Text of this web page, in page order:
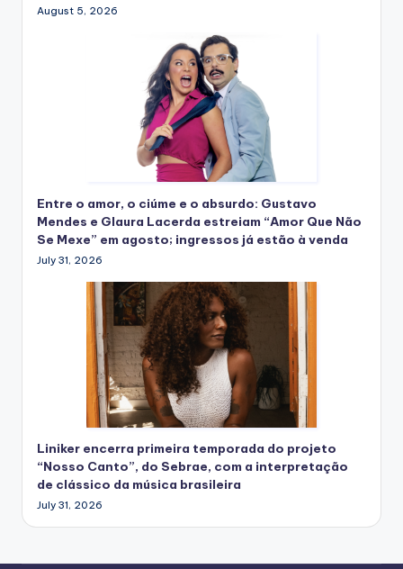
August 5, 2026
Entre o amor, o ciúme e o absurdo: Gustavo
Mendes e Glaura Lacerda estreiam “Amor Que Não
Se Mexe” em agosto; ingressos já estão à venda
July 31, 2026
Liniker encerra primeira temporada do projeto
“Nosso Canto”, do Sebrae, com a interpretação
de clássico da música brasileira
July 31, 2026